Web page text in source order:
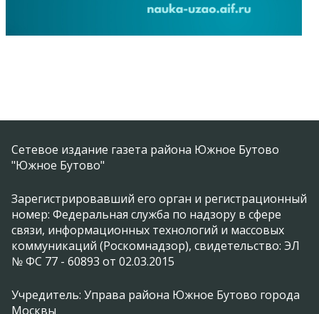
Сетевое издание газета района Южное Бутово
"Южное Бутово"
Зарегистрировавший его орган и регистрационный
номер: Федеральная служба по надзору в сфере
связи, информационных технологий и массовых
коммуникаций (Роскомнадзор), свидетельство: ЭЛ
№ ФС 77 - 60893 от 02.03.2015
Учредитель: Управа района Южное Бутово города
Москвы